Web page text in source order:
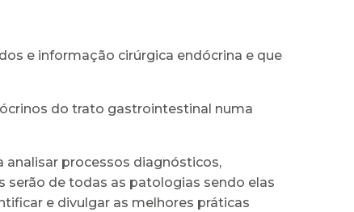
e informação cirúrgica endócrina e que
do trato gastrointestinal numa
analisar processos diagnósticos,
de todas as patologias sendo elas
e divulgar as melhores práticas